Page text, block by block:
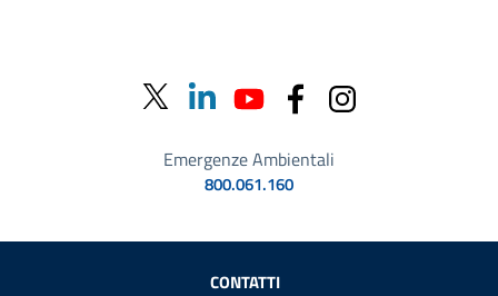
Emergenze Ambientali
800.061.160
Sezione Link Utili
CONTATTI